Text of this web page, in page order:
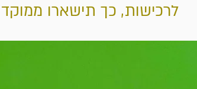
לרכישות, כך תישארו